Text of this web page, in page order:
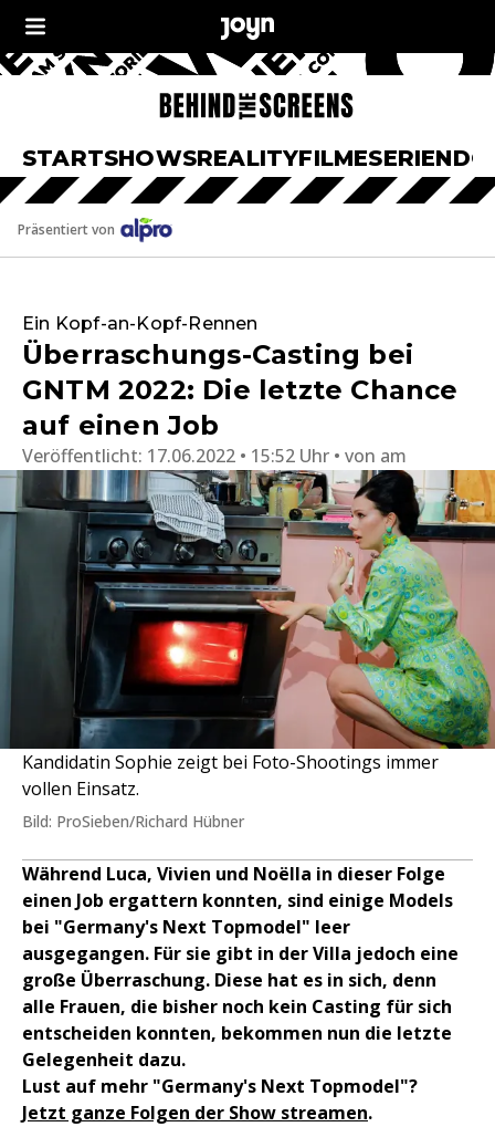
STARTSHOWSREALITYFILMESERIEN
Präsentiert von
Ein Kopf-an-Kopf-Rennen
Überraschungs-Casting bei
GNTM 2022: Die letzte Chance
auf einen Job
Veröffentlicht: 17.06.2022 • 15:52 Uhr von am
Kandidatin Sophie zeigt bei Foto-Shootings immer
vollen Einsatz.
Bild: ProSieben/Richard Hübner
Während Luca, Vivien und Noëlla in dieser Folge
einen Job ergattern konnten, sind einige Models
bei "Germany's Next Topmodel" leer
ausgegangen. Für sie gibt in der Villa jedoch eine
große Überraschung. Diese hat es in sich, denn
alle Frauen, die bisher noch kein Casting für sich
entscheiden konnten, bekommen nun die letzte
Gelegenheit dazu.
Lust auf mehr "Germany's Next Topmodel"?
Jetzt ganze Folgen der Show streamen.